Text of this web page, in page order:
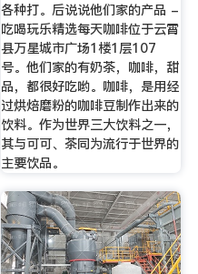
各种打。后说说他们家的产品 -
吃喝玩乐精选每天咖啡位于云霄
县万星城市广场1楼1层107
号。他们家的有奶茶，咖啡，甜
品，都很好吃哟。咖啡，是用经
过烘焙磨粉的咖啡豆制作出来的
饮料。作为世界三大饮料之一，
其与可可、茶同为流行于世界的
主要饮品。